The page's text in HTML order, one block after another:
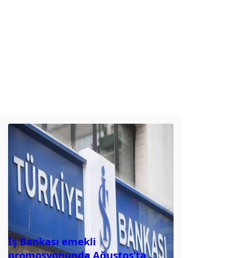
İş Bankası emekli
promosyonunda Ağustos’ta